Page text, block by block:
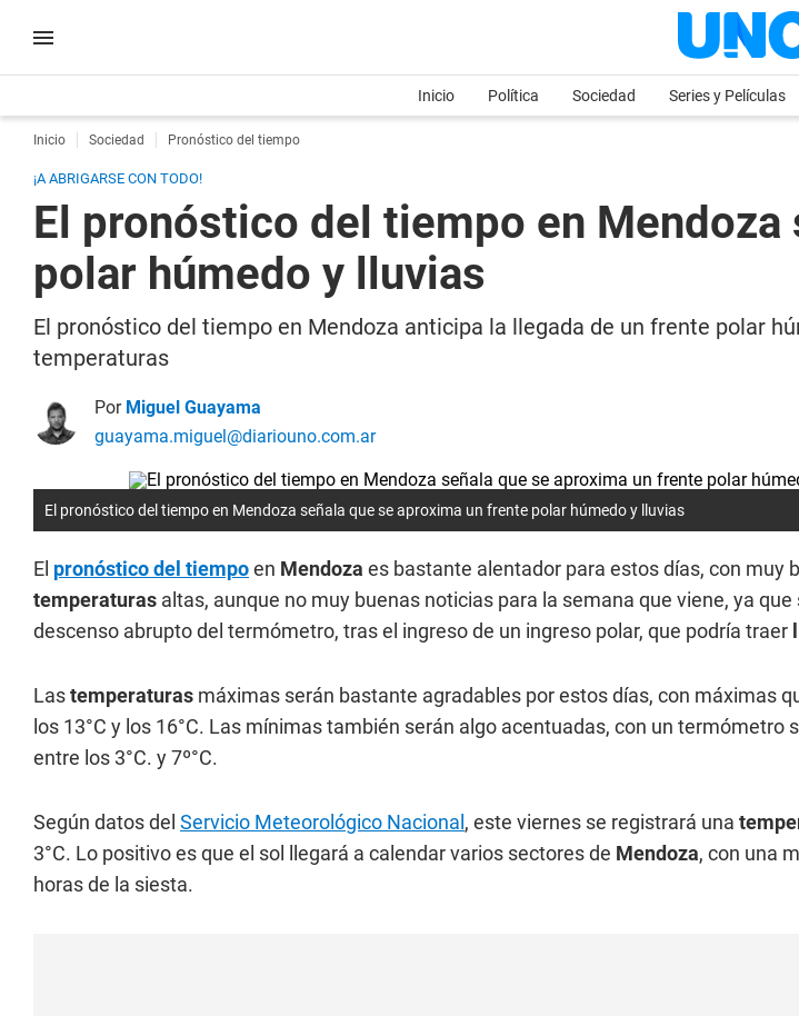
Inicio Política Sociedad Series y Películas
Inicio Sociedad Pronóstico del tiempo
¡A ABRIGARSE CON TODO!
El pronóstico del tiempo en
polar húmedo y lluvias
El pronóstico del tiempo en Mendoza anticipa la llegada de un frente polar
temperaturas
Por Miguel Guayama
guayama.miguel@diariouno.com.ar
El pronóstico del tiempo en Mendoza señala que se aproxima un frente polar húmedo y lluvias
El pronóstico del tiempoen Mendoza es bastante alentador para estos días, con muy
temperaturas altas, aunque no muy buenas noticias para la semana que viene, ya que
descenso abrupto del termómetro, tras el ingreso de un ingreso polar, que podría traer
Lastemperaturas máximas serán bastante agradables por estos días, con máximas
los 13°C y los 16°C. Las mínimas también serán algo acentuadas, con un termómetro
entre los 3°C. y 7º°C.
Según datos del Servicio Meteorológico Nacional , este viernes se registrará una
3°C. Lo positivo es que el sol llegará a calendar varios sectores de Mendoza, con una
horas de la siesta.